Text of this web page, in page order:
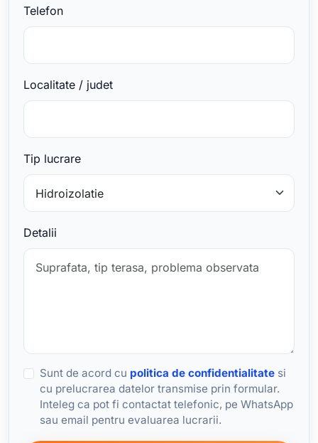
Telefon
Localitate / judet
Tip lucrare
Detalii
Sunt de acord cu politica de confidentialitatesi
cu prelucrarea datelor transmise prin formular.
Inteleg ca pot fi contactat telefonic, pe WhatsApp
sau email pentru evaluarea lucrarii.